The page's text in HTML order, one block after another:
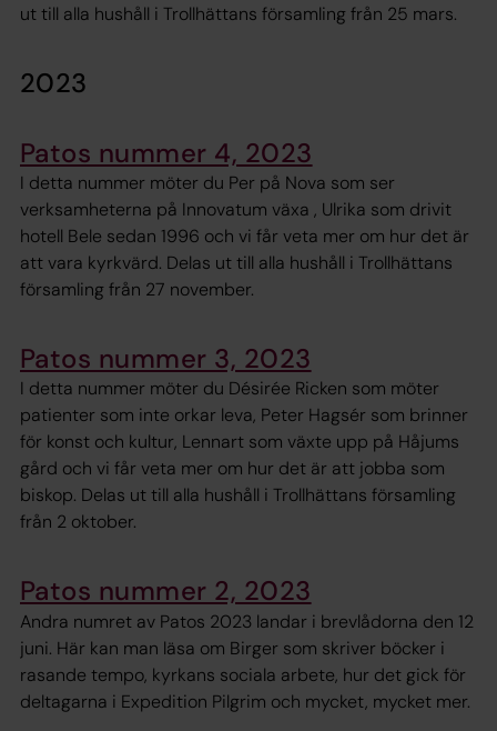
ut till alla hushåll i Trollhättans församling från 25 mars.
2023
Patos nummer 4, 2023
I detta nummer möter du Per på Nova som ser
verksamheterna på Innovatum växa , Ulrika som drivit
hotell Bele sedan 1996 och vi får veta mer om hur det är
att vara kyrkvärd. Delas ut till alla hushåll i Trollhättans
församling från 27 november.
Patos nummer 3, 2023
I detta nummer möter du Désirée Ricken som möter
patienter som inte orkar leva, Peter Hagsér som brinner
för konst och kultur, Lennart som växte upp på Håjums
gård och vi får veta mer om hur det är att jobba som
biskop. Delas ut till alla hushåll i Trollhättans församling
från 2 oktober.
Patos nummer 2, 2023
Andra numret av Patos 2023 landar i brevlådorna den 12
juni. Här kan man läsa om Birger som skriver böcker i
rasande tempo, kyrkans sociala arbete, hur det gick för
deltagarna i Expedition Pilgrim och mycket, mycket mer.